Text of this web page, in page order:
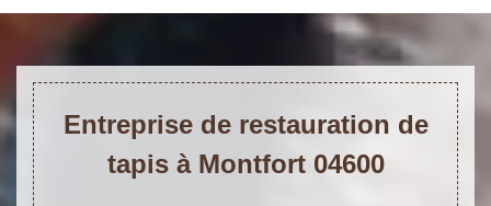
Entreprise de restauration de
tapis à Montfort 04600